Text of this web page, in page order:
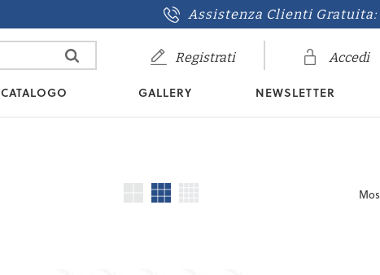
Assistenza Clienti Gratuita:
Registrati Accedi
CATALOGO GALLERY NEWSLETTER